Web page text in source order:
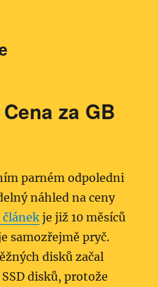
za GB
parném odpoledni
náhled na ceny
článekje již 10 měsíců
samozřejmě pryč.
disků začal
disků, protože